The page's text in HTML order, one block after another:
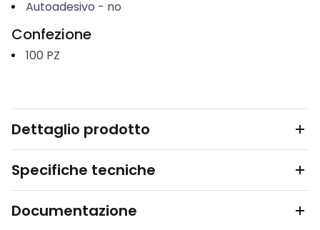
Autoadesivo - no
Confezione
100 PZ
Dettaglio prodotto
Specifiche tecniche
Documentazione